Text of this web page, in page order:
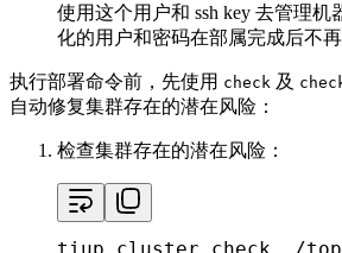
使用这个用户和 ssh key 去管理机
化的用户和密码在部属完成后不再
执行部署命令前，先使用 check 及
自动修复集群存在的潜在风险：
检查集群存在的潜在风险：